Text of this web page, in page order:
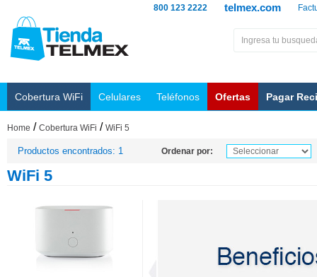
telmex.com
800 123 2222
Cobertura WiFi Celulares Teléfonos Ofertas Pagar
Home / Cobertura WiFi / WiFi 5
Productos encontrados: 1 Ordenar por:
WiFi 5